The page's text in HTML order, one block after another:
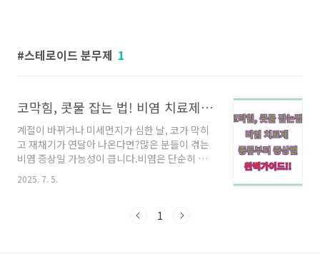
스테로이드 분무제 1
코막힘, 콧물 잡는 법! 비염 치료제 종류부터 증상별 선택법까지
계절이 바뀌거나 미세먼지가 심한 날, 코가 막히
고 재채기가 연달아 나온다면?많은 분들이 겪는
비염 증상일 가능성이 큽니다.비염은 단순히 참
는다고 해결되지 않으며, 증상에 따라 맞춤형 치
료제 선택이 중요합니다.이번 포스팅에서는 다양
그리고 주의할 점까지 꼼꼼히 정리해드립니다.항
2025. 7. 5.
1